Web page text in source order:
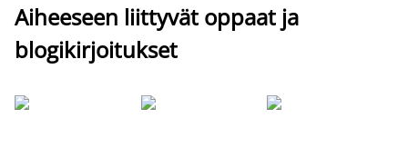
Aiheeseen liittyvät oppaat ja
blogikirjoitukset